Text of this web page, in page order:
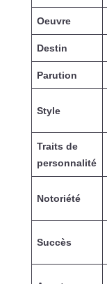
Oeuvre
Destin
Parution
Style
Traits de
personnalité
Notoriété
Succès